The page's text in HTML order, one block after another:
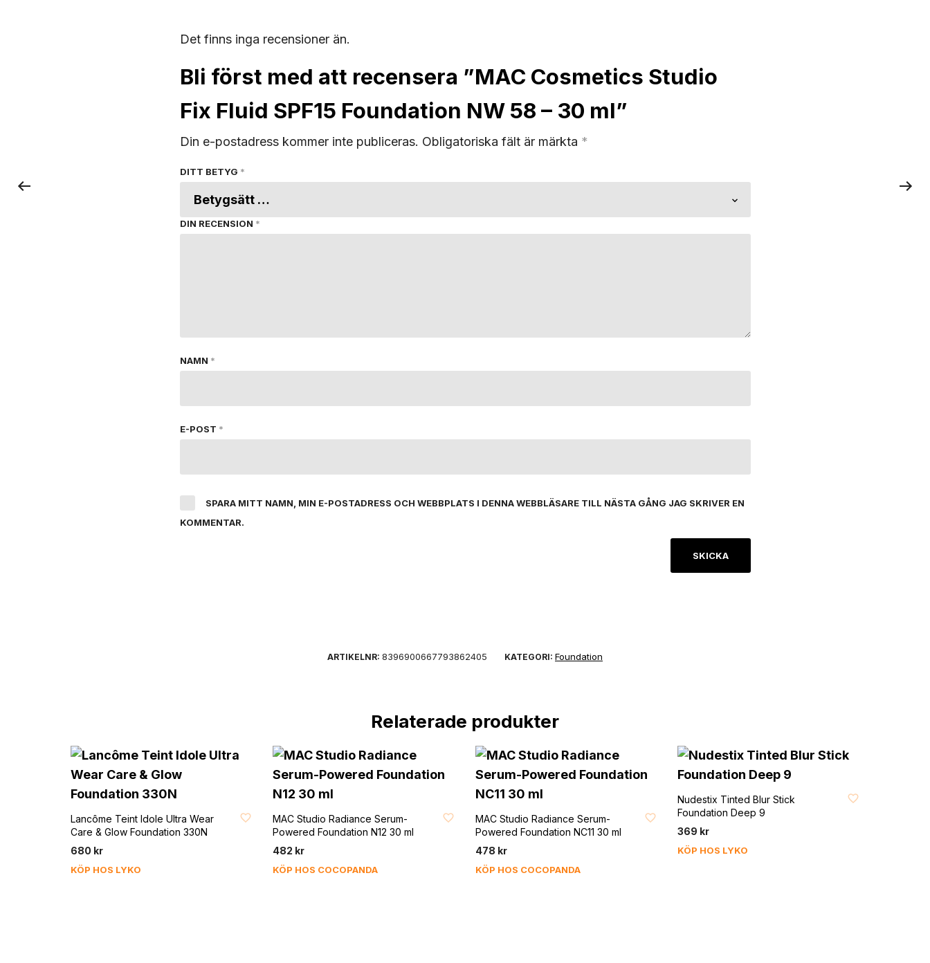
Det finns inga recensioner än.
Bli först med att recensera ”MAC Cosmetics Studio
Fix Fluid SPF15 Foundation NW 58 – 30 ml”
Din e-postadress kommer inte publiceras. Obligatoriska fält är märkta *
DITT BETYG *
DIN RECENSION *
NAMN *
E-POST *
SPARA MITT NAMN, MIN E-POSTADRESS OCH WEBBPLATS I DENNA WEBBLÄSARE TILL NÄSTA GÅNG JAG SKRIVER EN
KOMMENTAR.
ARTIKELNR: 8396900667793862405 KATEGORI: Foundation
Relaterade produkter
Lancôme Teint Idole Ultra Wear
Care & Glow Foundation 330N
680 kr
KÖP HOS LYKO
MAC Studio Radiance Serum-
Powered Foundation N12 30 ml
482 kr
KÖP HOS COCOPANDA
MAC Studio Radiance Serum-
Powered Foundation NC11 30 ml
478 kr
KÖP HOS COCOPANDA
Nudestix Tinted Blur Stick
Foundation Deep 9
369 kr
KÖP HOS LYKO